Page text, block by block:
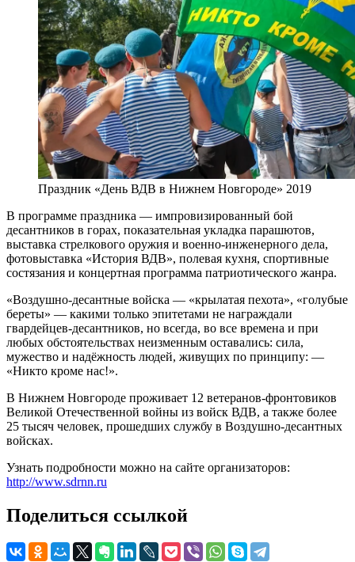
Праздник «День ВДВ в Нижнем Новгороде» 2019
В программе праздника — импровизированный бой
десантников в горах, показательная укладка парашютов,
выставка стрелкового оружия и военно-инженерного дела,
фотовыставка «История ВДВ», полевая кухня, спортивные
состязания и концертная программа патриотического жанра.
«Воздушно-десантные войска — «крылатая пехота», «голубые
береты» — какими только эпитетами не награждали
гвардейцев-десантников, но всегда, во все времена и при
любых обстоятельствах неизменным оставались: сила,
мужество и надёжность людей, живущих по принципу: —
«Никто кроме нас!».
В Нижнем Новгороде проживает 12 ветеранов-фронтовиков
Великой Отечественной войны из войск ВДВ, а также более
25 тысяч человек, прошедших службу в Воздушно-десантных
войсках.
Узнать подробности можно на сайте организаторов:
http://www.sdrnn.ru
Поделиться ссылкой